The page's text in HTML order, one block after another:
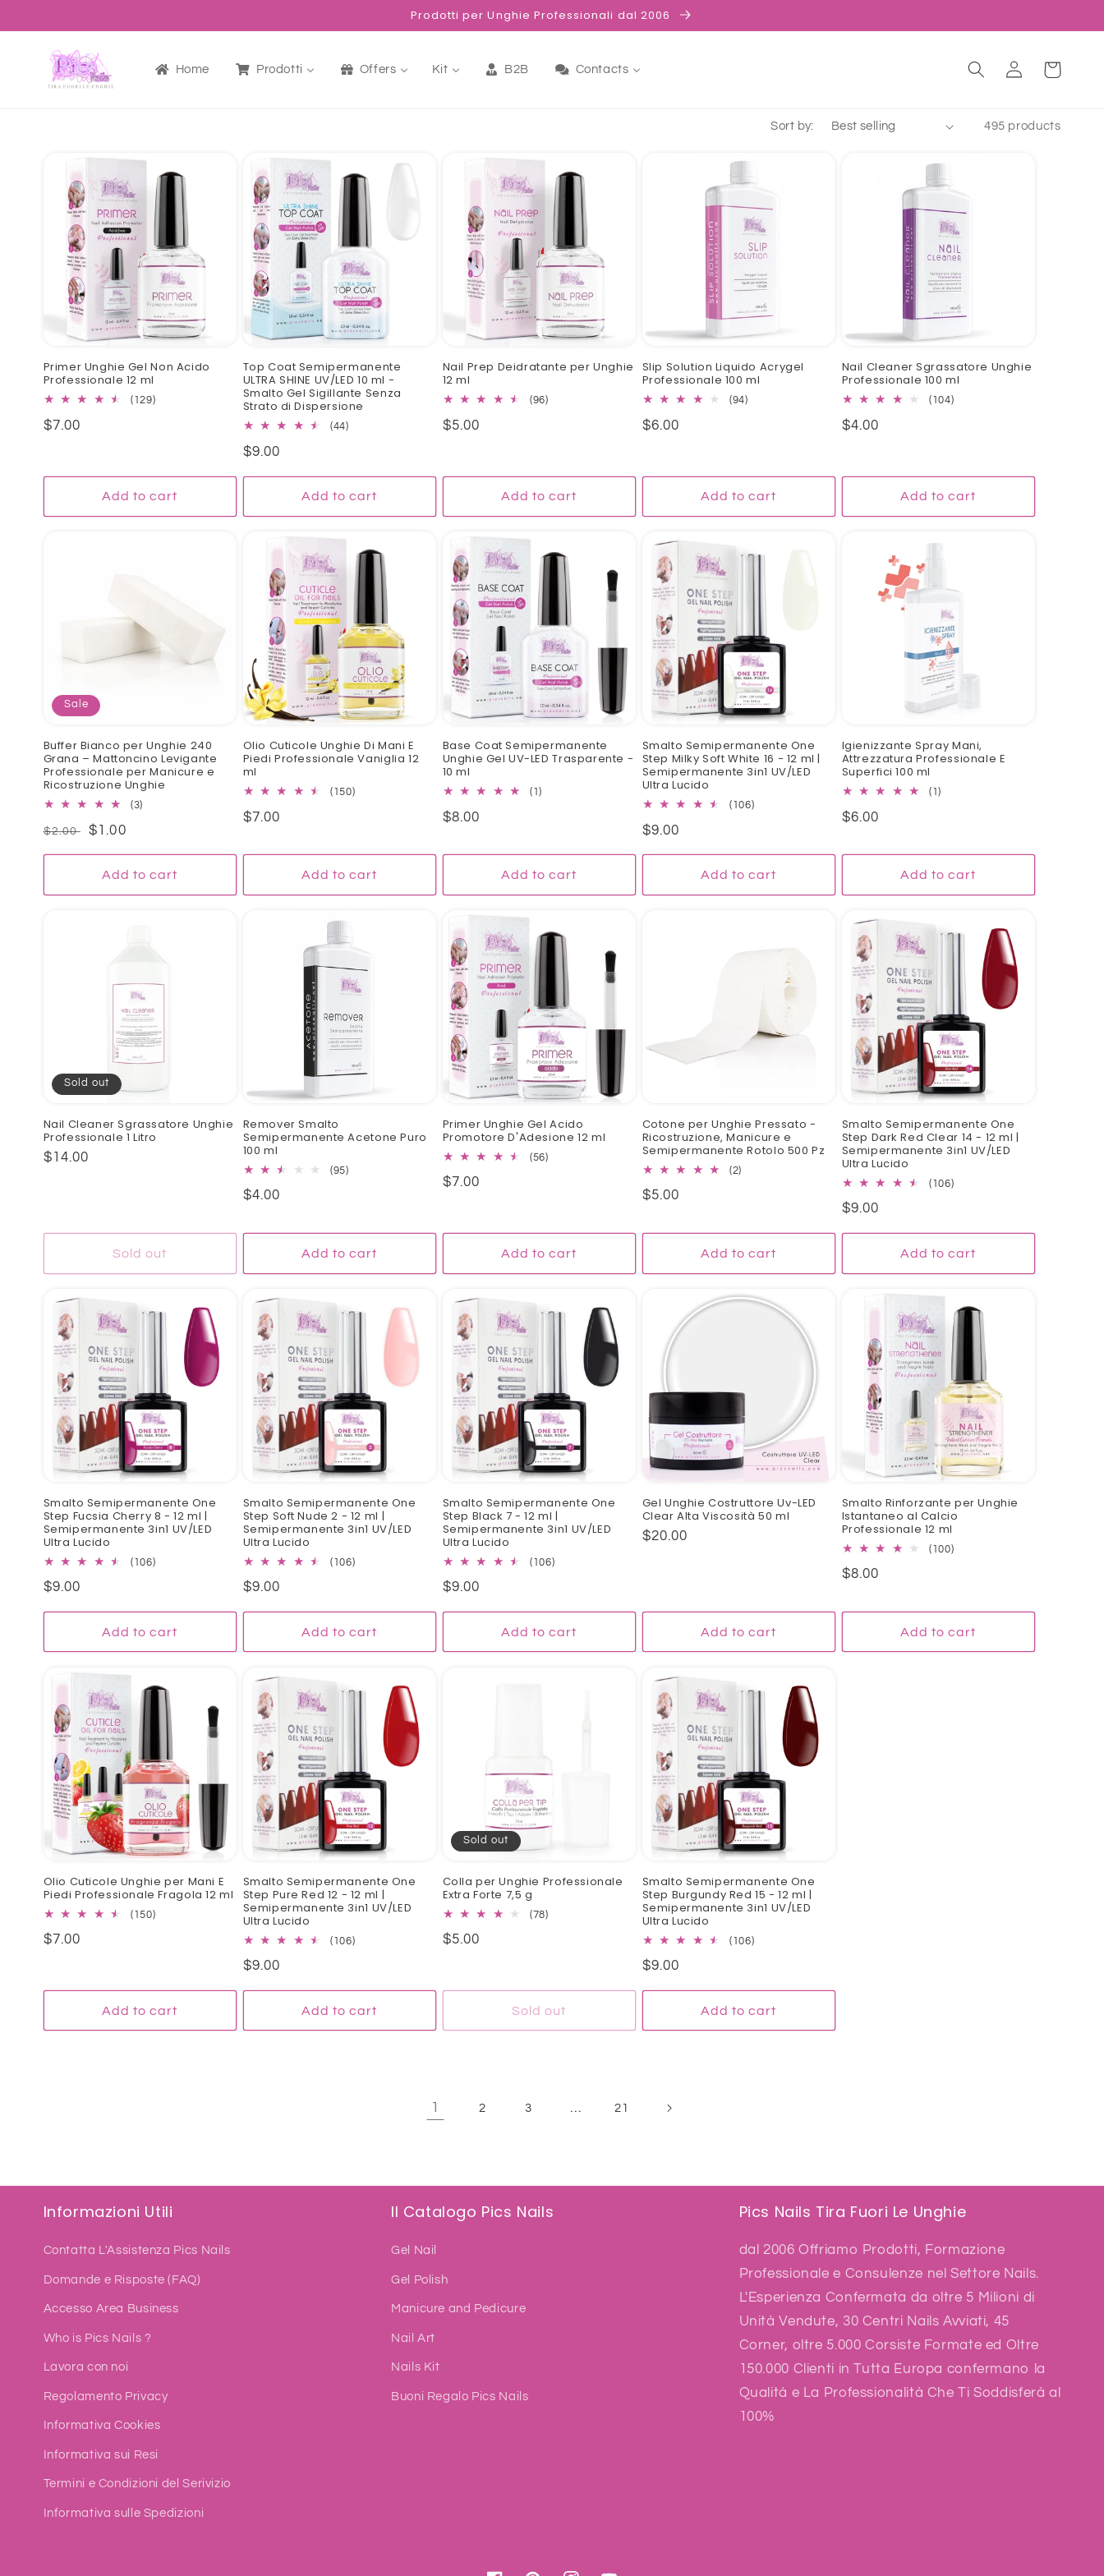
Prodotti per Unghie Professionali dal 2006
Home Prodotti Offers Kit B2B Contacts
Log
in
Cart
Sort by: 495 products
Primer Unghie Gel Non Acido
Professionale 12 ml
(129)129
Regular
$7.00
Add to cart
Top Coat Semipermanente
ULTRA SHINE UV/LED 10 ml -
Smalto Gel Sigillante Senza
Strato di Dispersione
(44)44
Regular
$9.00
Add to cart
Nail Prep Deidratante per Unghie
12 ml
(96)96
Regular
$5.00
Add to cart
Slip Solution Liquido Acrygel
Professionale 100 ml
(94)94
Regular
$6.00
Add to cart
Nail Cleaner Sgrassatore Unghie
Professionale 100 ml
(104)104
Regular
$4.00
Add to cart
Sale
Buffer Bianco per Unghie 240
Grana – Mattoncino Levigante
Professionale per Manicure e
Ricostruzione Unghie
(3)
Regular
$2.00
Sale
$1.00
Add to cart
Olio Cuticole Unghie Di Mani E
Piedi Professionale Vaniglia 12
ml
(150)150
Regular
$7.00
Add to cart
Base Coat Semipermanente
Unghie Gel UV-LED Trasparente -
10 ml
(1)
Regular
$8.00
Add to cart
Smalto Semipermanente One
Step Milky Soft White 16 - 12 ml |
Semipermanente 3in1 UV/LED
Ultra Lucido
(106)106
Regular
$9.00
Add to cart
Igienizzante Spray Mani,
Attrezzatura Professionale E
Superfici 100 ml
(1)
Regular
$6.00
Add to cart
Sold out
Nail Cleaner Sgrassatore Unghie
Professionale 1 Litro
Regular
$14.00
Sold out
Remover Smalto
Semipermanente Acetone Puro
100 ml
(95)95
Regular
$4.00
Add to cart
Primer Unghie Gel Acido
Promotore D'Adesione 12 ml
(56)56
Regular
$7.00
Add to cart
Cotone per Unghie Pressato -
Ricostruzione, Manicure e
Semipermanente Rotolo 500 Pz
(2)
Regular
$5.00
Add to cart
Smalto Semipermanente One
Step Dark Red Clear 14 - 12 ml |
Semipermanente 3in1 UV/LED
Ultra Lucido
(106)106
Regular
$9.00
Add to cart
Smalto Semipermanente One
Step Fucsia Cherry 8 - 12 ml |
Semipermanente 3in1 UV/LED
Ultra Lucido
(106)106
Regular
$9.00
Add to cart
Smalto Semipermanente One
Step Soft Nude 2 - 12 ml |
Semipermanente 3in1 UV/LED
Ultra Lucido
(106)106
Regular
$9.00
Add to cart
Smalto Semipermanente One
Step Black 7 - 12 ml |
Semipermanente 3in1 UV/LED
Ultra Lucido
(106)106
Regular
$9.00
Add to cart
Gel Unghie Costruttore Uv-LED
Clear Alta Viscosità 50 ml
Regular
$20.00
Add to cart
Smalto Rinforzante per Unghie
Istantaneo al Calcio
Professionale 12 ml
(100)100
Regular
$8.00
Add to cart
Olio Cuticole Unghie per Mani E
Piedi Professionale Fragola 12 ml
(150)150
Regular
$7.00
Add to cart
Smalto Semipermanente One
Step Pure Red 12 - 12 ml |
Semipermanente 3in1 UV/LED
Ultra Lucido
(106)106
Regular
$9.00
Add to cart
Sold out
Colla per Unghie Professionale
Extra Forte 7,5 g
(78)78
Regular
$5.00
Sold out
Smalto Semipermanente One
Step Burgundy Red 15 - 12 ml |
Semipermanente 3in1 UV/LED
Ultra Lucido
(106)106
Regular
$9.00
Add to cart
1 2 3 … 21
Informazioni Utili
Contatta L'Assistenza Pics Nails
Domande e Risposte (FAQ)
Accesso Area Business
Who is Pics Nails ?
Lavora con noi
Regolamento Privacy
Informativa Cookies
Informativa sui Resi
Termini e Condizioni del Serivizio
Informativa sulle Spedizioni
Il Catalogo Pics Nails
Gel Nail
Gel Polish
Manicure and Pedicure
Nail Art
Nails Kit
Buoni Regalo Pics Nails
Pics Nails Tira Fuori Le Unghie
dal 2006 Offriamo Prodotti, Formazione
Professionale e Consulenze nel Settore Nails.
L'Esperienza Confermata da oltre 5 Milioni di
Unità Vendute, 30 Centri Nails Avviati, 45
Corner, oltre 5.000 Corsiste Formate ed Oltre
150.000 Clienti in Tutta Europa confermano la
Qualità e La Professionalità Che Ti Soddisferà al
100%